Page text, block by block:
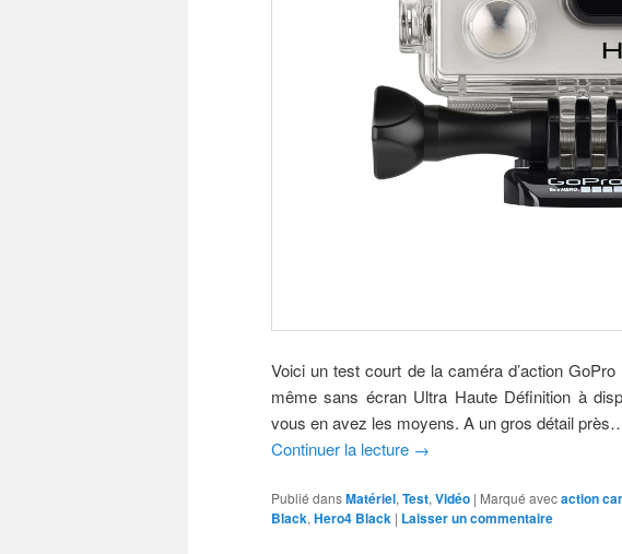
Voici un test court de la caméra d’action
même sans écran Ultra Haute Définition à
vous en avez les moyens. A un gros détail
Continuer la lecture →
Publié dansMatériel, Test, Vidéo | Marqué avecaction
Black, Hero4 Black | Laisser un commentaire